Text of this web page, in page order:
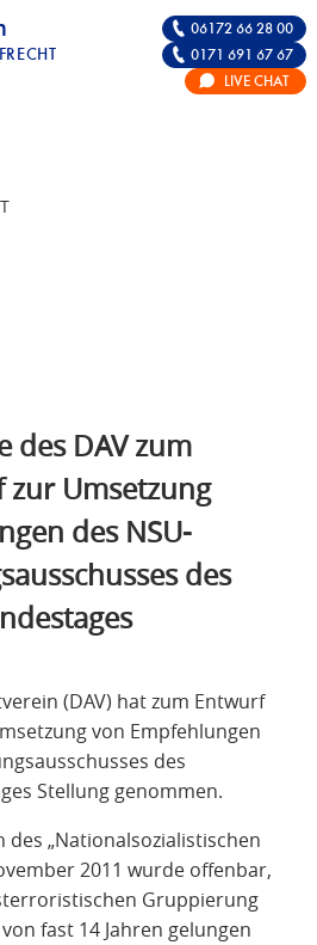
FÜR DIE
06172 66 28 00
0171 691 67 67
LIVE CHAT
des DAV zum
zur Umsetzung
des NSU-
des
(DAV) hat zum Entwurf
von Empfehlungen
des
Stellung genommen.
des „Nationalsozialistischen
2011 wurde offenbar,
Gruppierung
fast 14 Jahren gelungen